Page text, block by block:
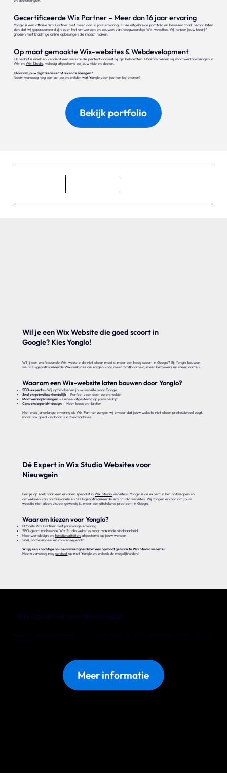
Gecertificeerde Wix Partner – Meer dan 16 jaar ervaring
Yonglo is een officiële Wix Partnermet meer dan 16 jaar ervaring. Onze uitgebreide portfolio en bewezen track record laten
zien dat wij gepassioneerd zijn over het ontwerpen en bouwen van hoogwaardige Wix-websites. Wij helpen jouw bedrijf
groeien met krachtige online oplossingen die impact maken.
Op maat gemaakte Wix-websites & Webdevelopment
Elk bedrijf is uniek en verdient een website die perfect aansluit bij zijn behoeften. Daarom bieden wij maatwerkoplossingen in
Wix en Wix Studio, volledig afgestemd op jouw visie en doelen.
Klaar om jouw digitale visie tot leven te brengen?
Neem vandaag nog contact op en ontdek wat Yonglo voor jou kan betekenen!
Bekijk portfolio
Wil je een Wix Website die goed scoort in
Google? Kies Yonglo!
Wil jij een professionele Wix-website die niet alleen mooi is, maar ook hoog scoort in Google? Bij Yonglo bouwen
weSEO-geoptimaliseerde Wix-websites die zorgen voor meer zichtbaarheid, meer bezoekers en meer klanten.
Waarom een Wix-website laten bouwen door Yonglo?
SEO-experts– Wij optimaliseren jouw website voor Google
Snel en gebruiksvriendelijk – Perfect voor desktop en mobiel
Maatwerkoplossingen – Geheel afgestemd op jouw bedrijf
Conversiegericht design – Meer leads en klanten
Met onze jarenlange ervaring als Wix Partner zorgen wij ervoor dat jouw website niet alleen professioneel oogt,
maar ook goed vindbaar is in zoekmachines.
Dé Expert in Wix Studio Websites voor
Nieuwgein
Ben je op zoek naar een ervaren specialist inWix Studio websites? Yonglo is dé expert in het ontwerpen en
ontwikkelen van professionele en SEO-geoptimaliseerde Wix Studio websites. Wij zorgen ervoor dat jouw
website niet alleen visueel geweldig is, maar ook uitstekend presteert in Google.
Waarom kiezen voor Yonglo?
Officiële Wix Partner met jarenlange ervaring
SEO-geoptimaliseerde Wix Studio websites voor maximale vindbaarheid
Maatwerkdesign enfunctionaliteiten afgestemd op jouw wensen
Snel, professioneel en conversiegericht
Wil jij een krachtige online aanwezigheid met een op maat gemaakte Wix Studio website?
Neem vandaag nogcontact op met Yonglo en ontdek de mogelijkheden!
Meer informatie
Woon je in de omgeving van Nieuwgein en heb je al een Wix website maar ben je niet 100% tevreden, kies dan voor ons Wix
Optimaal pakket.
Wix Optimaal voor Nieuwegein